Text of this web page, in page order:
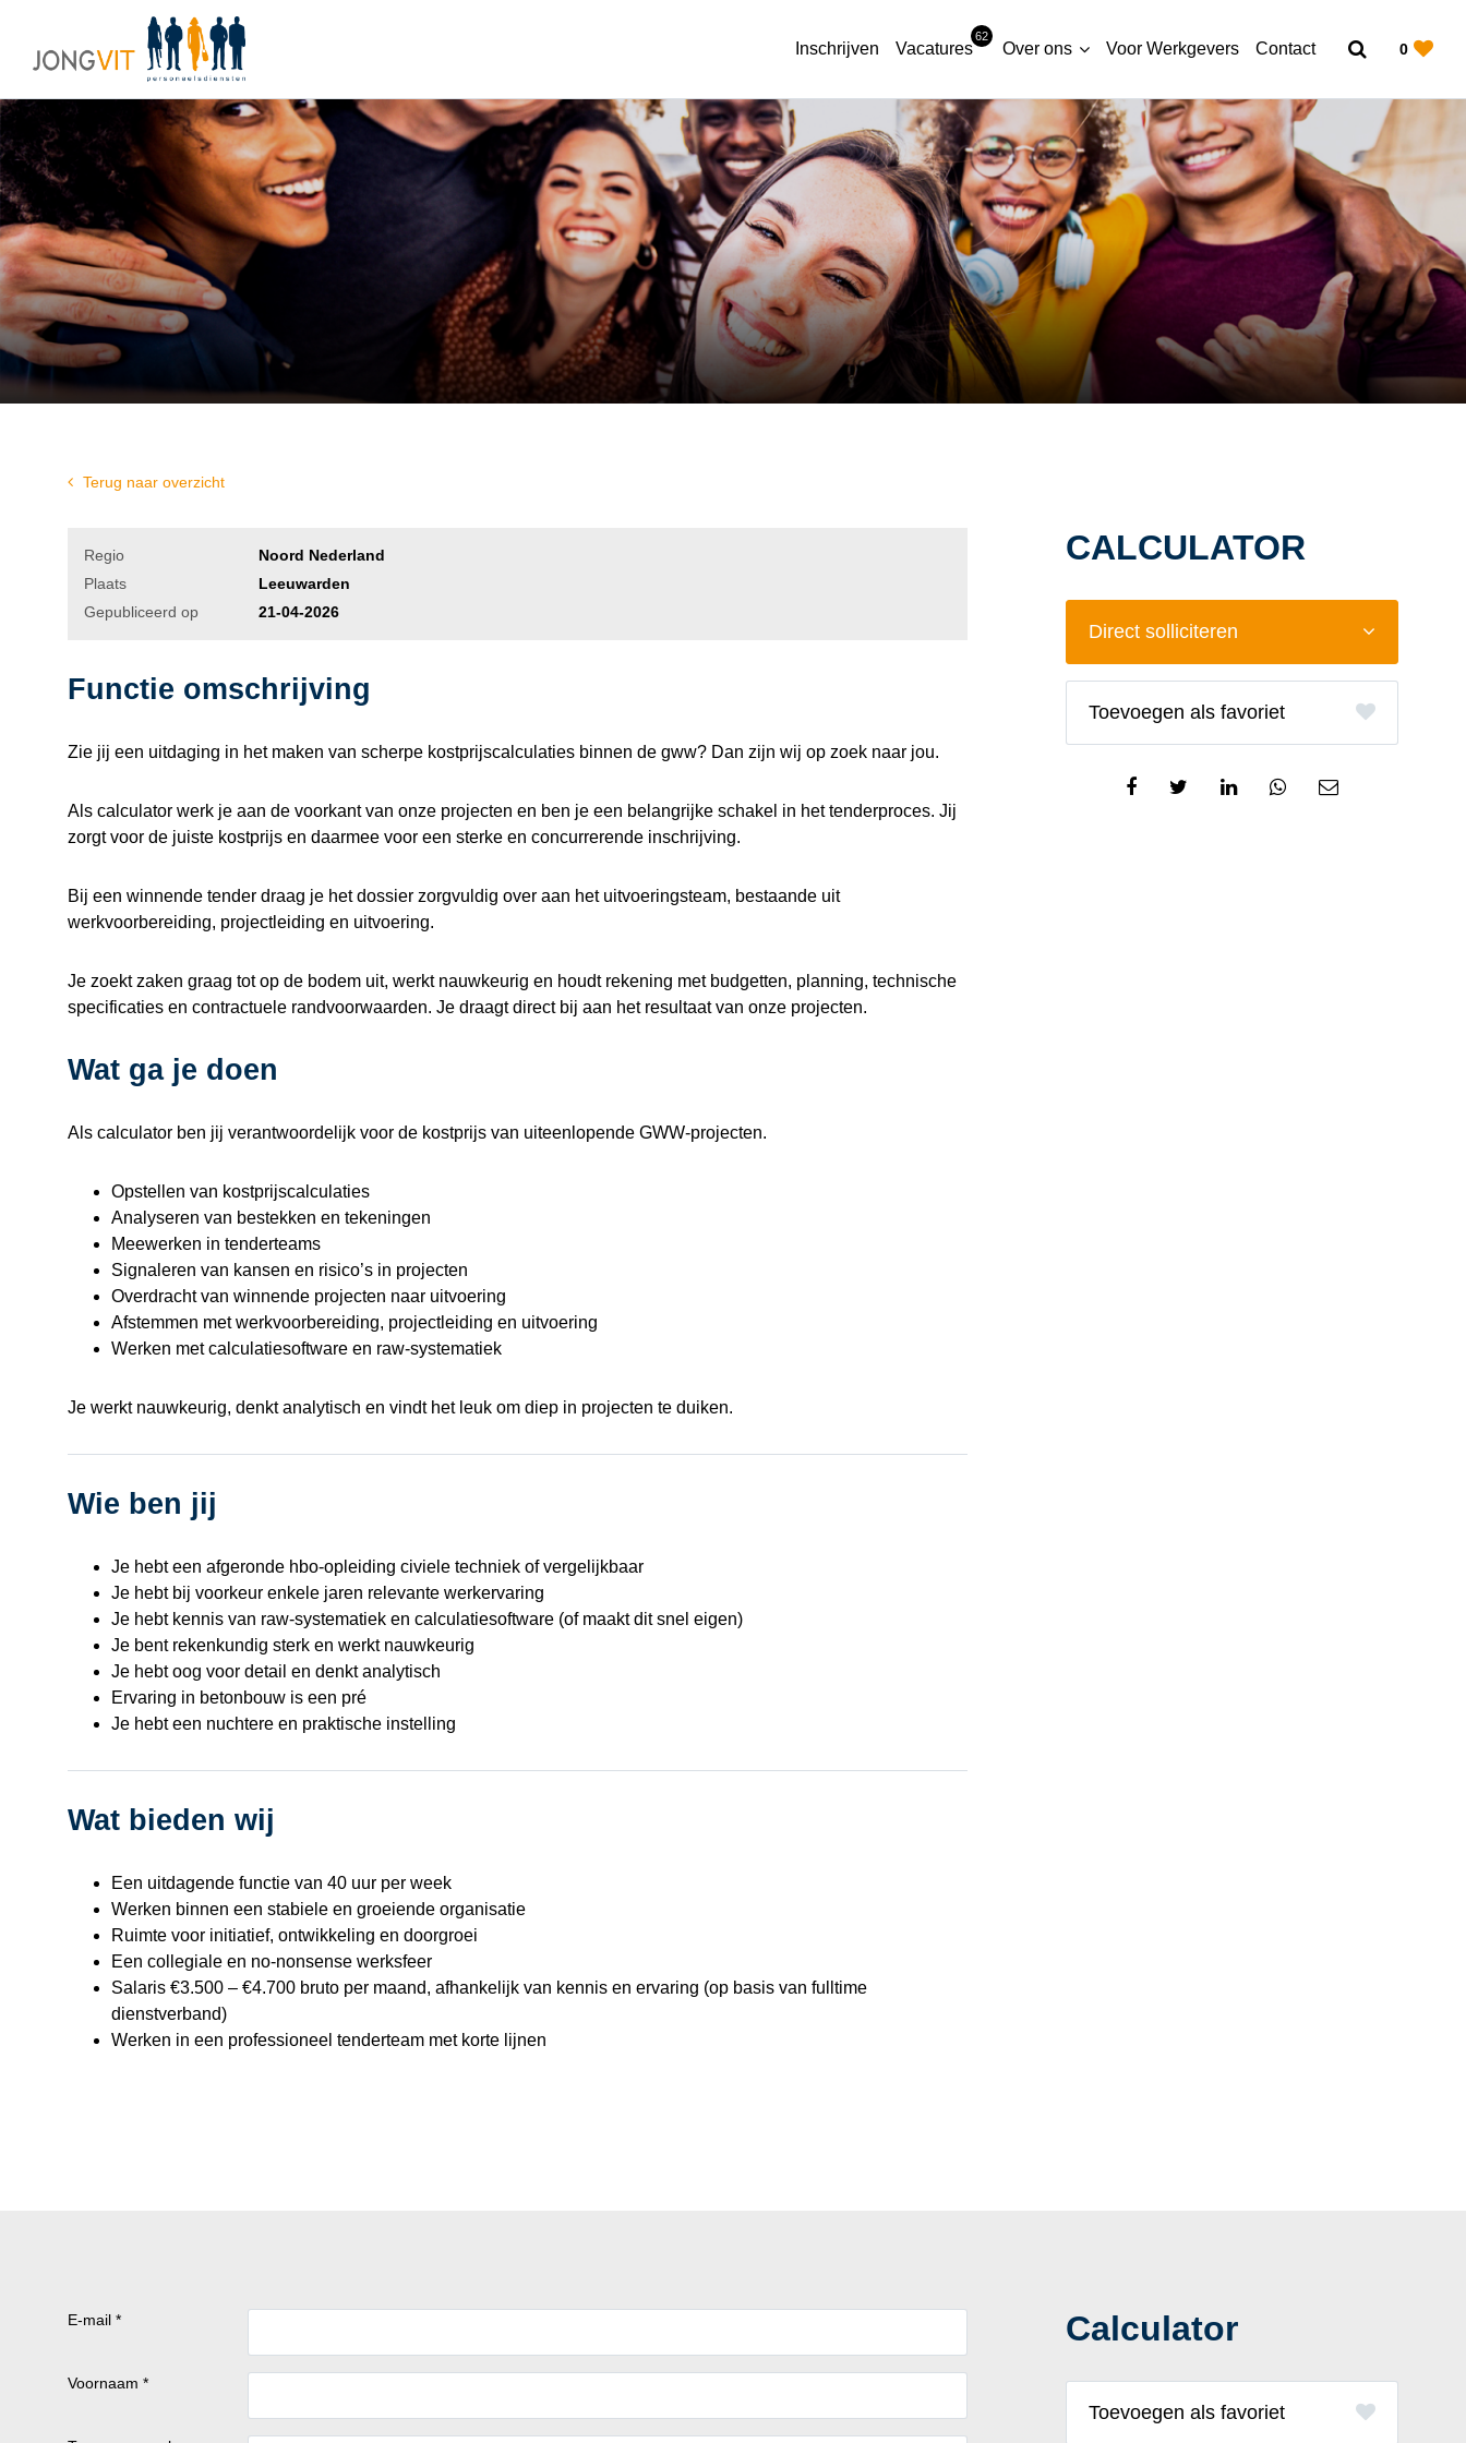
0
Inschrijven Vacatures
62
Over ons Voor Werkgevers Contact
Terug naar overzicht
CALCULATOR
Direct solliciteren
favoriet
Regio
Noord Nederland
Plaats
Leeuwarden
Gepubliceerd op
21-04-2026
Functie omschrijving
Zie jij een uitdaging in het maken van scherpe kostprijscalculaties binnen de gww? Dan zijn wij op zoek naar jou.
Als calculator werk je aan de voorkant van onze projecten en ben je een belangrijke schakel in het tenderproces. Jij
zorgt voor de juiste kostprijs en daarmee voor een sterke en concurrerende inschrijving.
Bij een winnende tender draag je het dossier zorgvuldig over aan het uitvoeringsteam, bestaande uit
werkvoorbereiding, projectleiding en uitvoering.
Je zoekt zaken graag tot op de bodem uit, werkt nauwkeurig en houdt rekening met budgetten, planning, technische
specificaties en contractuele randvoorwaarden. Je draagt direct bij aan het resultaat van onze projecten.
Wat ga je doen
Als calculator ben jij verantwoordelijk voor de kostprijs van uiteenlopende GWW-projecten.
Opstellen van kostprijscalculaties
Analyseren van bestekken en tekeningen
Meewerken in tenderteams
Signaleren van kansen en risico’s in projecten
Overdracht van winnende projecten naar uitvoering
Afstemmen met werkvoorbereiding, projectleiding en uitvoering
Werken met calculatiesoftware en raw-systematiek
Je werkt nauwkeurig, denkt analytisch en vindt het leuk om diep in projecten te duiken.
Wie ben jij
Je hebt een afgeronde hbo-opleiding civiele techniek of vergelijkbaar
Je hebt bij voorkeur enkele jaren relevante werkervaring
Je hebt kennis van raw-systematiek en calculatiesoftware (of maakt dit snel eigen)
Je bent rekenkundig sterk en werkt nauwkeurig
Je hebt oog voor detail en denkt analytisch
Ervaring in betonbouw is een pré
Je hebt een nuchtere en praktische instelling
Wat bieden wij
Een uitdagende functie van 40 uur per week
Werken binnen een stabiele en groeiende organisatie
Ruimte voor initiatief, ontwikkeling en doorgroei
Een collegiale en no-nonsense werksfeer
Salaris €3.500 – €4.700 bruto per maand, afhankelijk van kennis en ervaring (op basis van fulltime
dienstverband)
Werken in een professioneel tenderteam met korte lijnen
Calculator
favoriet
E-mail *
Voornaam *